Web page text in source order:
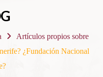
Artículos propios sobre
¿Fundación Nacional